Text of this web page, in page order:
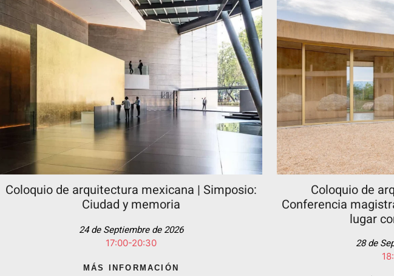
Coloquio de arquitectura mexicana | Simposio:
Ciudad y memoria
24 de Septiembre de 2026
17:00-20:30
MÁS INFORMACIÓN
Coloquio de
Conferencia
lugar
28 de